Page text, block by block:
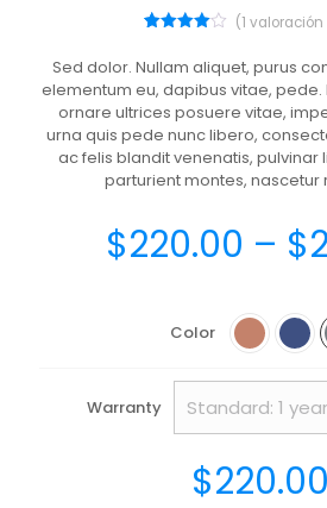
de 5 en
base a
de un
cliente
(1 valoración
Sed dolor. Nullam aliquet, purus
elementum eu, dapibus vitae, pede.
ornare ultrices posuere vitae,
urna quis pede nunc libero,
ac felis blandit venenatis, pulvinar
parturient montes, nascetur
$220.00 – $
Color
Warranty
$220.00